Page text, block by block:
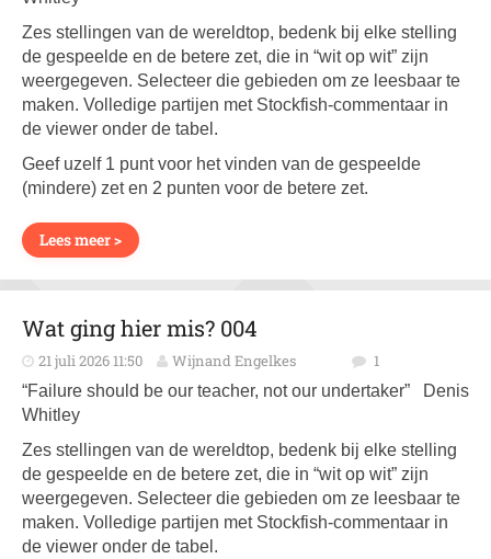
Zes stellingen van de wereldtop, bedenk bij elke stelling
de gespeelde en de betere zet, die in “wit op wit” zijn
weergegeven. Selecteer die gebieden om ze leesbaar te
maken. Volledige partijen met Stockfish-commentaar in
de viewer onder de tabel.
Geef uzelf 1 punt voor het vinden van de gespeelde
(mindere) zet en 2 punten voor de betere zet.
Lees meer >
Wat ging hier mis? 004
21 juli 2026 11:50 Wijnand Engelkes 1
“Failure should be our teacher, not our undertaker” Denis
Whitley
Zes stellingen van de wereldtop, bedenk bij elke stelling
de gespeelde en de betere zet, die in “wit op wit” zijn
weergegeven. Selecteer die gebieden om ze leesbaar te
maken. Volledige partijen met Stockfish-commentaar in
de viewer onder de tabel.